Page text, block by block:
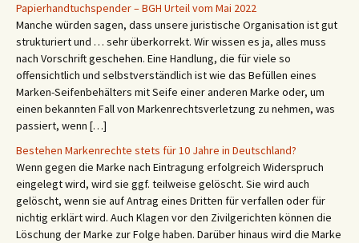
Papierhandtuchspender – BGH Urteil vom Mai 2022
Manche würden sagen, dass unsere juristische Organisation ist gut
strukturiert und … sehr überkorrekt. Wir wissen es ja, alles muss
nach Vorschrift geschehen. Eine Handlung, die für viele so
offensichtlich und selbstverständlich ist wie das Befüllen eines
Marken-Seifenbehälters mit Seife einer anderen Marke oder, um
einen bekannten Fall von Markenrechtsverletzung zu nehmen, was
passiert, wenn […]
Bestehen Markenrechte stets für 10 Jahre in Deutschland?
Wenn gegen die Marke nach Eintragung erfolgreich Widerspruch
eingelegt wird, wird sie ggf. teilweise gelöscht. Sie wird auch
gelöscht, wenn sie auf Antrag eines Dritten für verfallen oder für
nichtig erklärt wird. Auch Klagen vor den Zivilgerichten können die
Löschung der Marke zur Folge haben. Darüber hinaus wird die Marke